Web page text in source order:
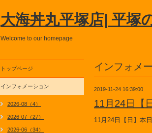
大海丼丸平塚店| 平塚
Welcome to our homepage
インフォメ
2019-11-24 16:39:00
11月24日【
11月24日【日】本
トップページ
インフォメーション
2026-08（4）
2026-07（27）
2026-06（34）